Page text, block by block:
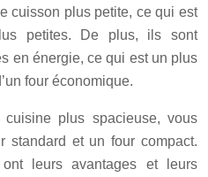
cuisson plus petite, ce qui est
petites. De plus, ils sont
en énergie, ce qui est un plus
four économique.
plus spacieuse, vous
standard et un four compact.
leurs avantages et leurs